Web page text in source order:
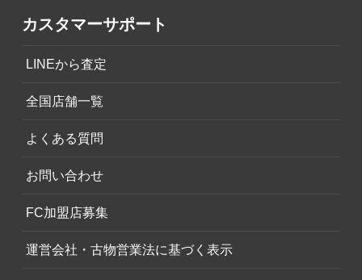
カスタマーサポート
LINEから査定
全国店舗一覧
よくある質問
お問い合わせ
FC加盟店募集
運営会社・古物営業法に基づく表示